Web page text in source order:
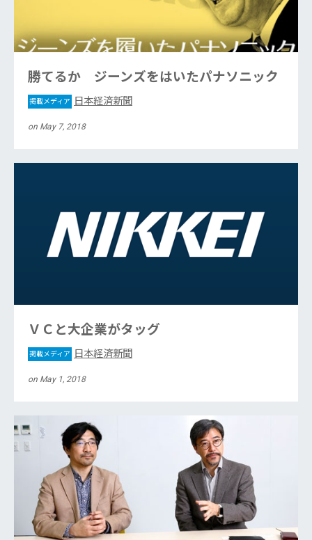
勝てるか ジーンズをはいたパナソニック
掲載メディア 日本経済新聞
on May 7, 2018
ＶＣと大企業がタッグ
掲載メディア 日本経済新聞
on May 1, 2018